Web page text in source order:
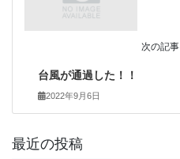
次の記事
台風が通過した！！
2022年9月6日
最近の投稿